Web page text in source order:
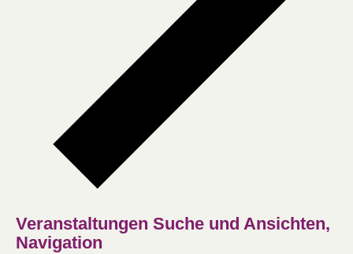
Veranstaltungen Suche und Ansichten,
Navigation